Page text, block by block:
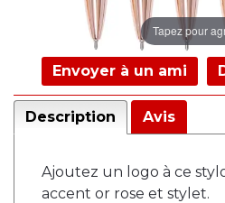
Tapez pour
Envoyer à un ami
Description Avis
Ajoutez un logo à ce
accent or rose et stylet.